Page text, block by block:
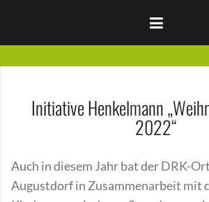
Initiative Henkelmann
2022“
Auch in diesem Jahr bat der DRK-
Augustdorf in Zusammenarbeit mit